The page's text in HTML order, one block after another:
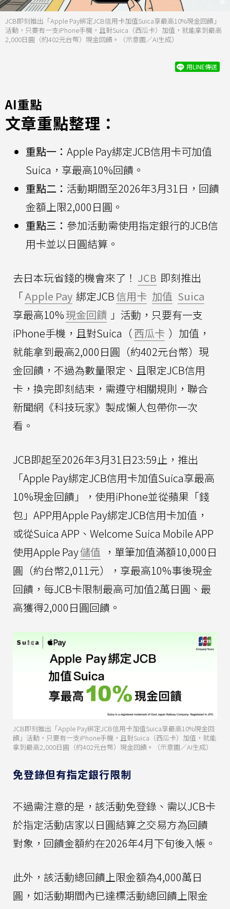
JCB即刻推出「Apple Pay綁定JCB信用卡加值Suica享最高10%現金回饋」
活動，只要有一支iPhone手機，且對Suica（西瓜卡）加值，就能拿到最高
2,000日圓（約402元台幣）現金回饋。（示意圖／AI生成）
用LINE傳送
AI重點
文章重點整理：
重點一： Apple Pay綁定JCB信用卡可加值
Suica，享最高10%回饋。
重點二： 活動期間至2026年3月31日，回饋
金額上限2,000日圓。
重點三： 參加活動需使用指定銀行的JCB信
用卡並以日圓結算。
去日本玩省錢的機會來了！ JCB 即刻推出
「Apple Pay 綁定JCB信用卡 加值 Suica
享最高10%現金回饋 」活動，只要有一支
iPhone手機，且對Suica（西瓜卡 ）加值，
就能拿到最高2,000日圓（約402元台幣）現
金回饋，不過為數量限定、且限定JCB信用
卡，換完即刻結束，需遵守相關規則，聯合
新聞網《科技玩家》製成懶人包帶你一次
看。
JCB即起至2026年3月31日23:59止，推出
「Apple Pay綁定JCB信用卡加值Suica享最高
10%現金回饋」，使用iPhone並從蘋果「錢
包」APP用Apple Pay綁定JCB信用卡加值，
或從Suica APP、Welcome Suica Mobile APP
使用Apple Pay儲值 ，單筆加值滿額10,000日
圓（約台幣2,011元），享最高10%事後現金
回饋，每JCB卡限制最高可加值2萬日圓、最
高獲得2,000日圓回饋。
JCB即刻推出「Apple Pay綁定JCB信用卡加值Suica享最高10%現金回
饋」活動，只要有一支iPhone手機，且對Suica（西瓜卡）加值，就能
拿到最高2,000日圓（約402元台幣）現金回饋。（示意圖／AI生成）
免登錄但有指定銀行限制
不過需注意的是，該活動免登錄、需以JCB卡
於指定活動店家以日圓結算之交易方為回饋
對象，回饋金額約在2026年4月下旬後入帳。
此外，該活動總回饋上限金額為4,000萬日
圓，如活動期間內已達標活動總回饋上限金